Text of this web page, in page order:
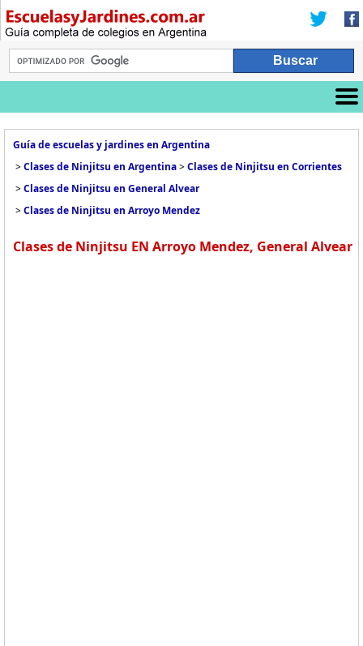
Guía de escuelas y jardines en Argentina
>Clases de Ninjitsu en Argentina>Clases de Ninjitsu en Corrientes
>Clases de Ninjitsu en General Alvear
>Clases de Ninjitsu en Arroyo Mendez
Clases de Ninjitsu EN Arroyo Mendez, General Alvear